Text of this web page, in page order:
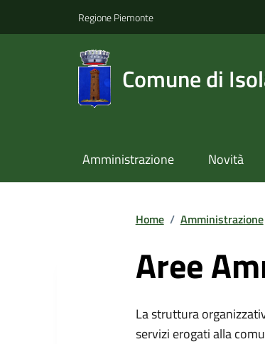
Regione Piemonte
Comune di
Amministrazione Novità
Home / Amministrazione
Aree
La struttura
servizi erogati alla